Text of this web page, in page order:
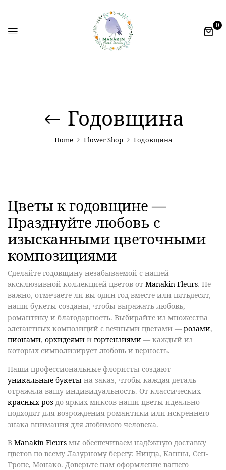
0
Годовщина
Home Flower Shop Годовщина
Цветы к годовщине —
Празднуйте любовь с
изысканными цветочными
композициями
Сделайте годовщину незабываемой с нашей
эксклюзивной коллекцией цветов от Manakin Fleurs. Не
важно, отмечаете ли вы один год вместе или пятьдесят,
наши букеты созданы, чтобы выражать любовь,
романтику и благодарность. Выбирайте из множества
элегантных композиций с вечными цветами — розами,
пионами, орхидеями и гортензиями — каждый из
которых символизирует любовь и верность.
Наши профессиональные флористы создают
уникальные букеты на заказ, чтобы каждая деталь
отражала вашу индивидуальность. От классических
красных роз до ярких миксов наши цветы идеально
подходят для возрождения романтики или искреннего
знака внимания для любимого человека.
В Manakin Fleurs мы обеспечиваем надёжную доставку
цветов по всему Лазурному берегу: Ницца, Канны, Сен-
Тропе, Монако. Доверьте нам оформление вашего